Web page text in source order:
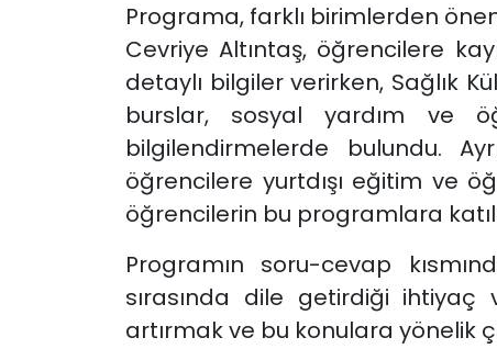
Programa, farklı birimlerden
Cevriye Altıntaş, öğrencilere
detaylı bilgiler verirken, Sağlık
burslar, sosyal yardım ve
bilgilendirmelerde bulundu.
öğrencilere yurtdışı eğitim ve
öğrencilerin bu programlara
Programın soru-cevap
sırasında dile getirdiği
artırmak ve bu konulara yönelik